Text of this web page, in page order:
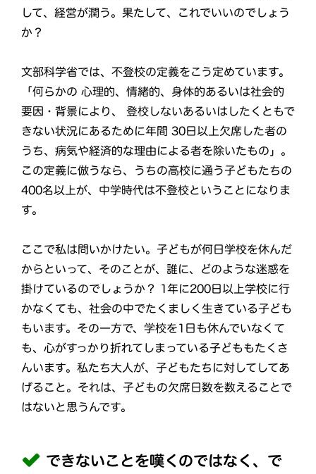
して、経営が潤う。果たして、これでいいのでしょう
か？
文部科学省では、不登校の定義をこう定めています。
「何らかの 心理的、情緒的、身体的あるいは社会的
要因・背景により、 登校しないあるいはしたくともで
きない状況にあるために年間 30日以上欠席した者の
うち、病気や経済的な理由による者を除いたもの」。
この定義に倣うなら、うちの高校に通う子どもたちの
400名以上が、中学時代は不登校ということになりま
す。
ここで私は問いかけたい。子どもが何日学校を休んだ
からといって、そのことが、誰に、どのような迷惑を
掛けているのでしょうか？ 1年に200日以上学校に行
かなくても、社会の中でたくましく生きている子ども
もいます。その一方で、学校を1日も休んでいなくて
も、心がすっかり折れてしまっている子どももたくさ
んいます。私たち大人が、子どもたちに対してしてあ
げること。それは、子どもの欠席日数を数えることで
はないと思うんです。
できないことを嘆くのではなく、で